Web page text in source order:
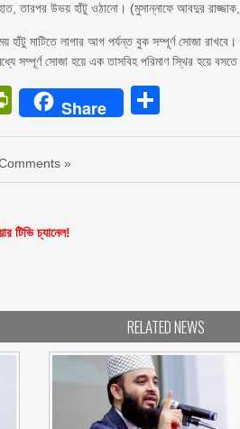
তারপর উভয় হাঁটু ওঠানো। (মুসান্নাফে আবদুর
হাঁটু মাটিতে লাগার আগ পর্যন্ত বুক সম্পূর্ণ সোজা
সম্পূর্ণ সোজা হয়ে এক তাসবিহ পরিমাণ স্থির হয়ে
PrintFriendly
Share
»
টিভি চ্যানেল!
RELATED NEWS